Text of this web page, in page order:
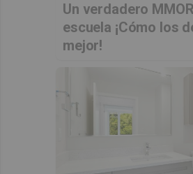
Un verdadero
escuela ¡Cómo los
mejor!